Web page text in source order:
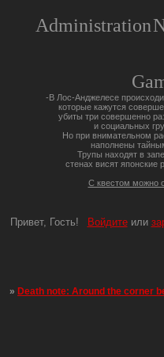
Administration
-В Лос-Анджелесе
которые кажутся
убиты три совершенно
и социальных
Но при внимательном
наполнены
Трупы находят в
стенах висят японские
С квестом можно
Привет, Гость! Войдитеили
»Death note: Around the corner